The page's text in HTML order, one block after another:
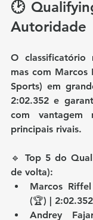
🕑
Autoridade
O classificatório
mas com Marcos
Sports)
2:02.352 e
com vantagem
principais rivais.
🔹 Top 5 do
de volta):
Marcos
(🏆) | 2:02.352
Andrey